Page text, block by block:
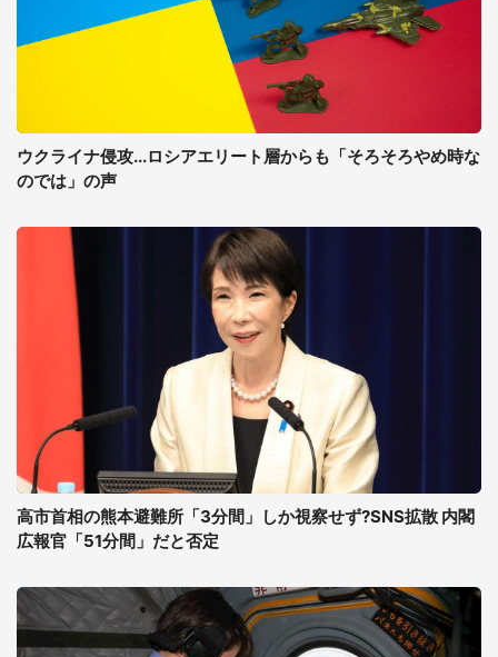
ウクライナ侵攻...ロシアエリート層からも「そろそろやめ時な
のでは」の声
高市首相の熊本避難所「3分間」しか視察せず?SNS拡散 内閣
広報官「51分間」だと否定